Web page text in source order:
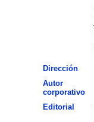
Dirección
Autor
corporativo
Editorial